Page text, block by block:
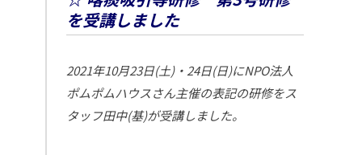
を受講しました
2021年10月23日(土)・24日(日)にNPO法人
ポムポムハウスさん主催の表記の研修をス
タッフ田中(基)が受講しました。